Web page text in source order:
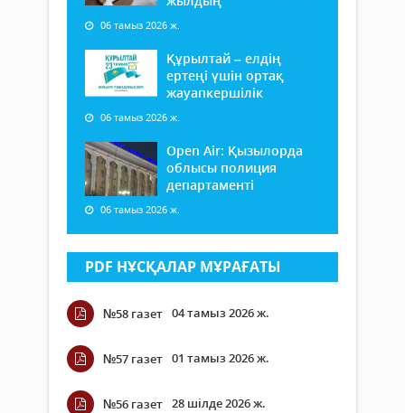
06 тамыз 2026 ж.
Құрылтай – елдің
ертеңі үшін ортақ
жауапкершілік
06 тамыз 2026 ж.
Open Air: Қызылорда
облысы полиция
департаменті
06 тамыз 2026 ж.
PDF НҰСҚАЛАР МҰРАҒАТЫ
№58 газет 04 тамыз 2026 ж.
№57 газет 01 тамыз 2026 ж.
№56 газет 28 шілде 2026 ж.